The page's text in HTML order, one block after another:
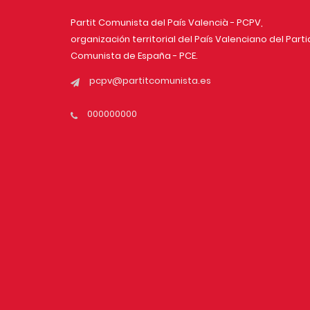
Partit Comunista del País Valencià - PCPV,
organización territorial del País Valenciano del
Comunista de España - PCE.
pcpv@partitcomunista.es
000000000